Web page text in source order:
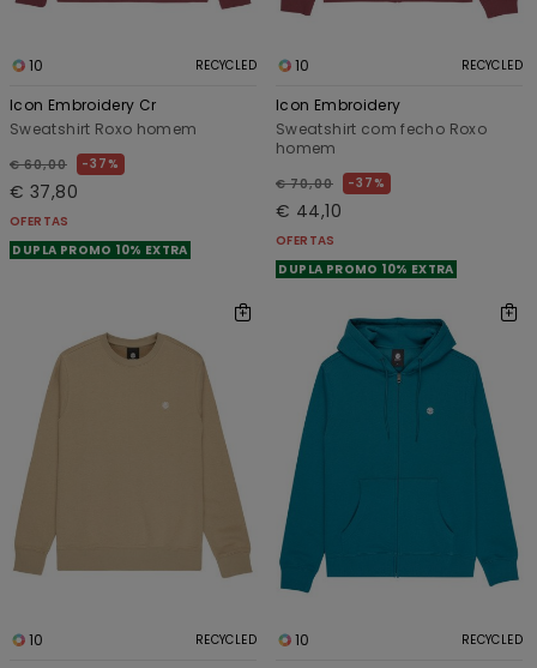
10 RECYCLED
Icon Embroidery Cr
Sweatshirt Roxo homem
€ 60,00 37%
€ 37,80
OFERTAS
DUPLA PROMO 10% EXTRA
10 RECYCLED
Icon Embroidery
Sweatshirt com fecho Roxo
homem
€ 70,00 37%
€ 44,10
OFERTAS
DUPLA PROMO 10% EXTRA
10 RECYCLED 10 RECYCLED